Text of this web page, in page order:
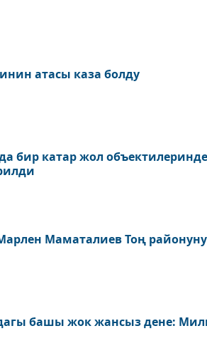
атасы каза болду
бир катар жол
Маматалиев Тоң
башы жок жансыз дене: